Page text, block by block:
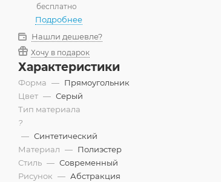
бесплатно
Подробнее
Нашли дешевле?
Хочу в подарок
Характеристики
Форма — Прямоугольник
Цвет — Серый
Тип материала
?
— Синтетический
Материал — Полиэстер
Стиль — Современный
Рисунок — Абстракция